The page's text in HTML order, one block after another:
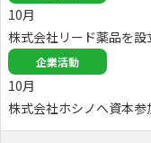
10月
株式会社リード薬品を設
企業活動
10月
株式会社ホシノへ資本参